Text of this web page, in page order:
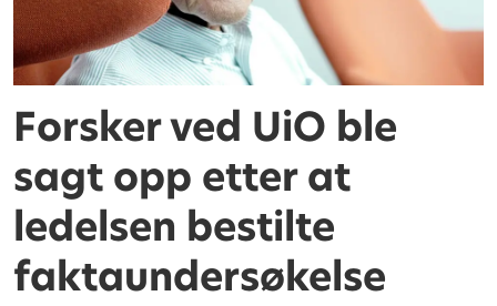
Forsker ved UiO ble
sagt opp etter at
ledelsen bestilte
faktaundersøkelse